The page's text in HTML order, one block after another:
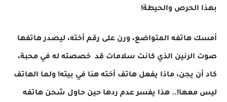
بهذا الحرص والحيطة!
أمسك هاتفه المتواضع، ورن على رقم أخته، ليصدر هاتفها
صوت الرنين الذي كانت سلامات قد خصصته له في محبة،
كاد أن يجن، ماذا يفعل هاتف أخته هنا في بيته! ولما الهاتف
ليس معها!.. هذا يفسر عدم ردها حين حاول شحن هاتفه